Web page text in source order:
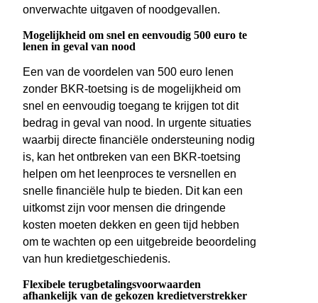
onverwachte uitgaven of noodgevallen.
Mogelijkheid om snel en eenvoudig 500 euro te
lenen in geval van nood
Een van de voordelen van 500 euro lenen
zonder BKR-toetsing is de mogelijkheid om
snel en eenvoudig toegang te krijgen tot dit
bedrag in geval van nood. In urgente situaties
waarbij directe financiële ondersteuning nodig
is, kan het ontbreken van een BKR-toetsing
helpen om het leenproces te versnellen en
snelle financiële hulp te bieden. Dit kan een
uitkomst zijn voor mensen die dringende
kosten moeten dekken en geen tijd hebben
om te wachten op een uitgebreide beoordeling
van hun kredietgeschiedenis.
Flexibele terugbetalingsvoorwaarden
afhankelijk van de gekozen kredietverstrekker